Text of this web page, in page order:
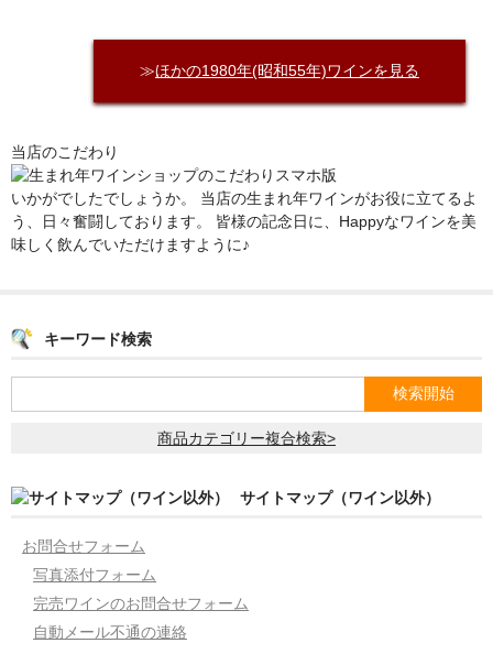
≫ほかの1980年(昭和55年)ワインを見る
当店のこだわり
いかがでしたでしょうか。 当店の生まれ年ワインがお役に立てるよ
う、日々奮闘しております。 皆様の記念日に、Happyなワインを美
味しく飲んでいただけますように♪
キーワード検索
商品カテゴリー複合検索>
サイトマップ（ワイン以外）
お問合せフォーム
写真添付フォーム
完売ワインのお問合せフォーム
自動メール不通の連絡